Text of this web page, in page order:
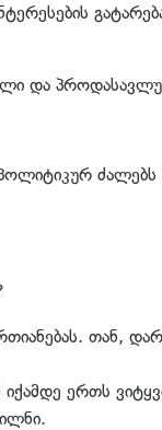
და
ძალებს
თან,
ერთს